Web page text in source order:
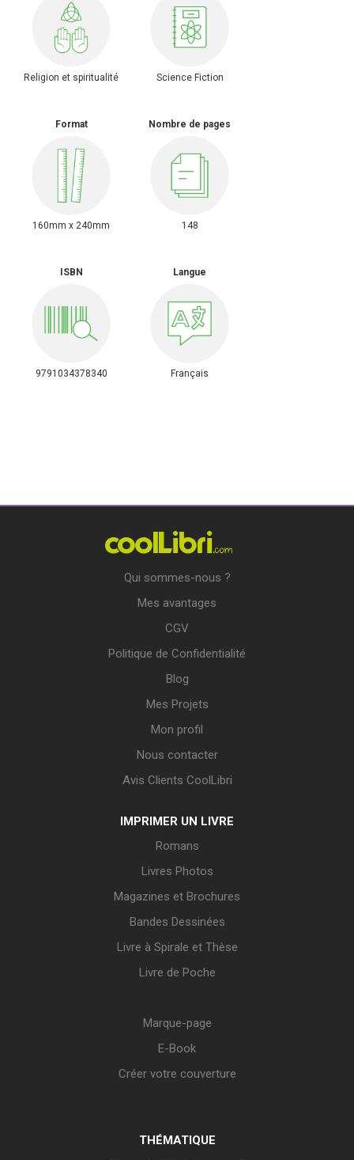
Religion et spiritualité Science Fiction
Format
160mm x 240mm
Nombre de pages
148
ISBN
9791034378340
Langue
Français
Qui sommes-nous ?
Mes avantages
CGV
Politique de Confidentialité
Blog
Mes Projets
Mon profil
Nous contacter
Avis Clients CoolLibri
IMPRIMER UN LIVRE
Romans
Livres Photos
Magazines et Brochures
Bandes Dessinées
Livre à Spirale et Thèse
Livre de Poche
Marque-page
E-Book
Créer votre couverture
THÉMATIQUE